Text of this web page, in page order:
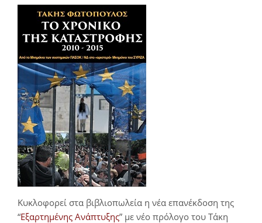
Κυκλοφορεί στα βιβλιοπωλεία η νέα επανέκδοση της
“Εξαρτημένης Ανάπτυξης” με νέο πρόλογο του Τάκη